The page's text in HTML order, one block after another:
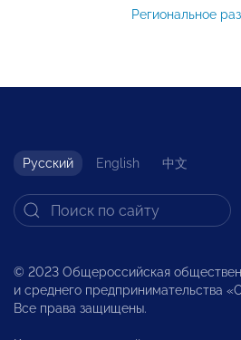
Региональное
Русский English 中文
© 2023 Общероссийская
и среднего предпринимательства
Все права защищены.